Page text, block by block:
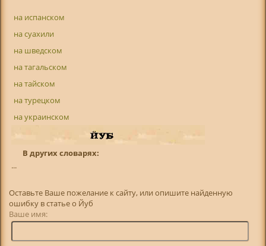
на испанском
на суахили
на шведском
на тагальском
на тайском
на турецком
на украинском
В других словарях:
...
Оставьте Ваше пожелание к сайту, или опишите найденную
ошибку в статье о Йуб
Ваше имя: